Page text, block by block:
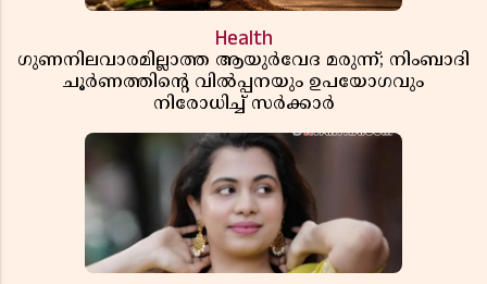
Health
ഗുണനിലവാരമില്ലാത്ത ആയുർവേദ മരുന്ന്; നിംബാദി
ചൂർണത്തിൻ്റെ വിൽപ്പനയും ഉപയോഗവും
നിരോധിച്ച് സർക്കാർ